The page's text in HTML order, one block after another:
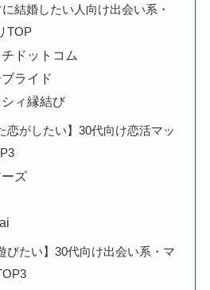
結婚したい人向け出会い系・
TOP
ドットコム
ライド
ィ縁結び
恋がしたい】30代向け恋活マッ
ズ
びたい】30代向け出会い系・マ